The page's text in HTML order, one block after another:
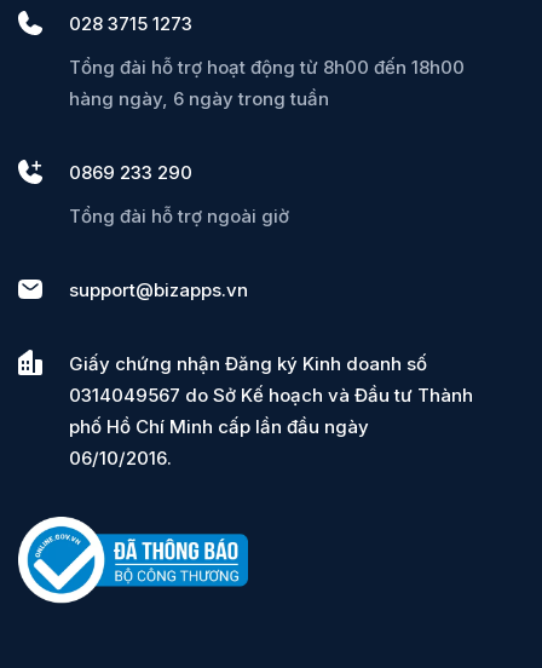
028 3715 1273
Tổng đài hỗ trợ hoạt động từ 8h00 đến 18h00
hàng ngày, 6 ngày trong tuần
0869 233 290
Tổng đài hỗ trợ ngoài giờ
support@bizapps.vn
Giấy chứng nhận Đăng ký Kinh doanh số
0314049567 do Sở Kế hoạch và Đầu tư Thành
phố Hồ Chí Minh cấp lần đầu ngày
06/10/2016.